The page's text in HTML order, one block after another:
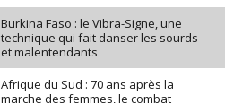
Burkina Faso : le Vibra-Signe, une
technique qui fait danser les sourds
et malentendants
Afrique du Sud : 70 ans après la
marche des femmes, le combat